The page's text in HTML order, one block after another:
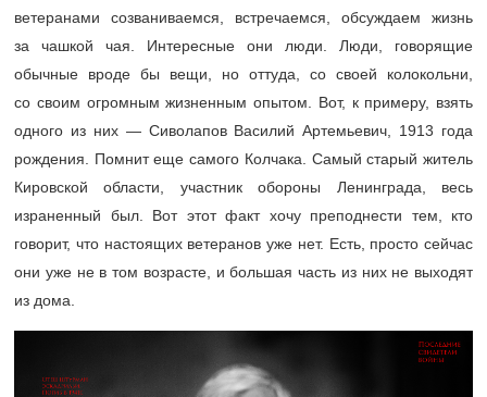
ветеранами созваниваемся, встречаемся, обсуждаем жизнь
за чашкой чая. Интересные они люди. Люди, говорящие
обычные вроде бы вещи, но оттуда, со своей колокольни,
со своим огромным жизненным опытом. Вот, к примеру, взять
одного из них — Сиволапов Василий Артемьевич, 1913 года
рождения. Помнит еще самого Колчака. Самый старый житель
Кировской области, участник обороны Ленинграда, весь
израненный был. Вот этот факт хочу преподнести тем, кто
говорит, что настоящих ветеранов уже нет. Есть, просто сейчас
они уже не в том возрасте, и большая часть из них не выходят
из дома.